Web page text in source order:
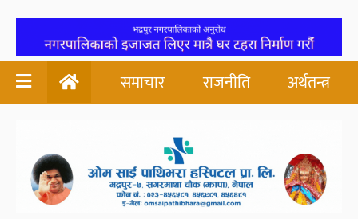
समाचार राजनीति अर्थतन्त्र